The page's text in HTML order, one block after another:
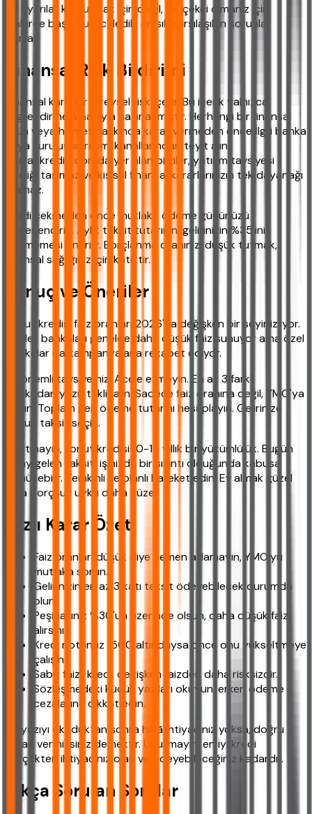
Bu uyarılar korkutmak için değil, gerçekçi olmanız için.
Binlerce başvuru inceledik, en sık karşılaşılan sorunlar
bunlar.
Finansal Risk Bildirimi
Finansal kararlar bireysel risk içerir. Bu içerik yalnızca
bilgilendirme amacıyla hazırlanmıştır. Herhangi bir finansal
ürün veya hizmet hakkında karar vermeden önce İlgili banka
veya kuruluşun resmi kanallarından teyit alın.
ihtiyackredisi.com'da yer alan bilgiler, yatırım tavsiyesi
niteliği taşımaz ve kişisel finansal kararlarınızın tek dayanağı
olamaz.
Kredi çekmeden önce mutlaka ödeme gücünüzü
değerlendirin. Aylık taksit tutarının, gelirinizin %35'ini
geçmemesi önerilir. Borçlanma oranınızı düşük tutmak,
finansal sağlığınız için kritiktir.
Sonuç ve Öneriler
Konut kredisi faiz oranları 2026'da değişken bir seyir izliyor.
Devlet bankaları genelde daha düşük faiz sunuyor ama özel
bankalar da kampanyalarla rekabet ediyor.
En önemli tavsiyemiz: Acele etmeyin. En az 3 farklı
bankadan yazılı teklif alın. Sadece faiz oranına değil, YMO'ya
bakın. Toplam geri ödeme tutarını hesaplayın. Gelirinize
uygun taksit seçin.
Unutmayın, konut kredisi 10-15 yıllık bir yükümlülük. Bugün
kolay gelen taksit, işinizde bir sıkıntı olduğunda kabusa
dönüşebilir. Temkinli ve planlı hareket edin. Ev almak güzel
ama borçsuz uyku daha güzel.
Hızlı Karar Özeti
Faiz oranları düşük diye hemen atlamayın, YMO'yu
mutlaka sorun.
Gelirinizin en az 3 katı taksit ödeyebilecek durumda
olun.
Peşinatınız %30'un üzerinde olsun, daha düşük faiz
alırsınız.
Kredi notunuz 1500 altındaysa önce onu yükseltmeye
çalışın.
Sabit faizli kredi, değişken faizden daha risksizdir.
Sözleşmedeki küçük yazıları okuyun, erken ödeme
cezalarına dikkat edin.
Bu yazıyı okuduktan sonra hâlā ihtiyacınız yoksa, doğru
kararı vermişsiniz demektir. Unutmayın, en iyi kredi
gerçekten ihtiyacınız olan ve ödeyebileceğiniz kadardır.
Sıkça Sorulan Sorular